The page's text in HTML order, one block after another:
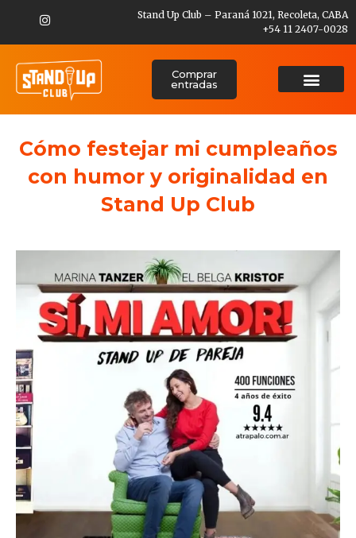
Stand Up Club – Paraná 1021, Recoleta, CABA
+54 11 2407-0028
Comprar
entradas
Cómo festejar mi cumpleaños
con humor y originalidad en
Stand Up Club